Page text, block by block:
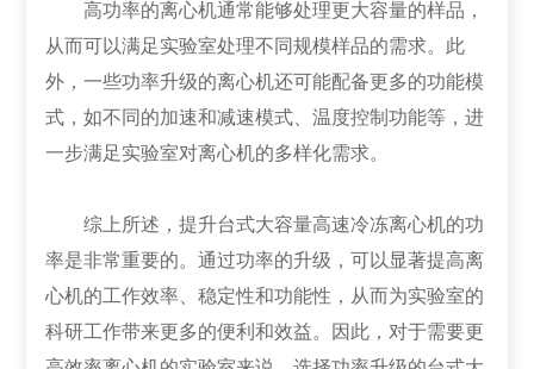
高功率的离心机通常能够处理更大容量的样品，
从而可以满足实验室处理不同规模样品的需求。此
外，一些功率升级的离心机还可能配备更多的功能模
式，如不同的加速和减速模式、温度控制功能等，进
一步满足实验室对离心机的多样化需求。
综上所述，提升台式大容量高速冷冻离心机的功
率是非常重要的。通过功率的升级，可以显著提高离
心机的工作效率、稳定性和功能性，从而为实验室的
科研工作带来更多的便利和效益。因此，对于需要更